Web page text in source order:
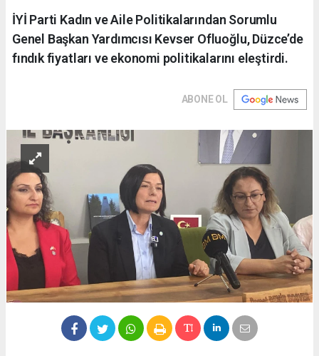
İYİ Parti Kadın ve Aile Politikalarından Sorumlu
Genel Başkan Yardımcısı Kevser Ofluoğlu, Düzce’de
fındık fiyatları ve ekonomi politikalarını eleştirdi.
ABONE OL